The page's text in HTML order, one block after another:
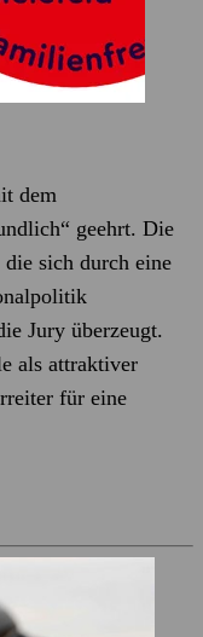
dem
geehrt. Die
sich durch eine
Jury überzeugt.
als attraktiver
für eine